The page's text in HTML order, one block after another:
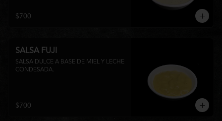
$700
SALSA FUJI
SALSA DULCE A BASE DE MIEL Y LECHE
CONDESADA.
$700